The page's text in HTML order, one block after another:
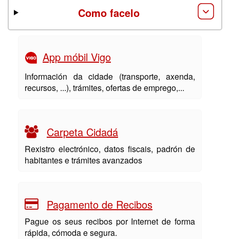
Como facelo
App móbil Vigo
Información da cidade (transporte, axenda,
recursos, ...), trámites, ofertas de emprego,...
Carpeta Cidadá
Rexistro electrónico, datos fiscais, padrón de
habitantes e trámites avanzados
Pagamento de Recibos
Pague os seus recibos por Internet de forma
rápida, cómoda e segura.